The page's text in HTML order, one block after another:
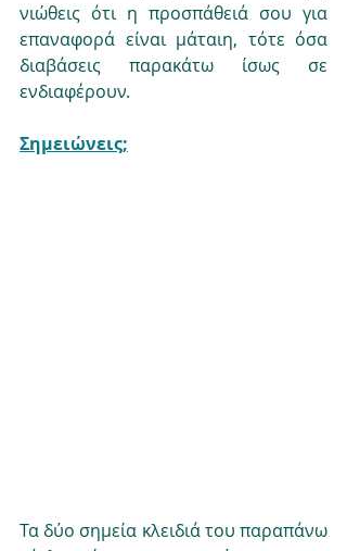
νιώθεις ότι η προσπάθειά σου για
επαναφορά είναι μάταιη, τότε όσα
διαβάσεις παρακάτω ίσως σε
ενδιαφέρουν.
Σημειώνεις;
Τα δύο σημεία κλειδιά του παραπάνω